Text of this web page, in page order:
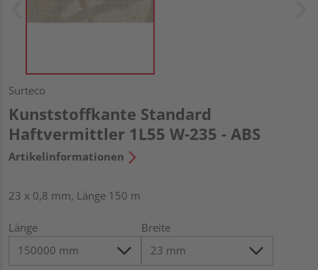
Surteco
Kunststoffkante Standard
Haftvermittler 1L55 W-235 - ABS
Artikelinformationen
23 x 0,8 mm, Länge 150 m
Länge Breite